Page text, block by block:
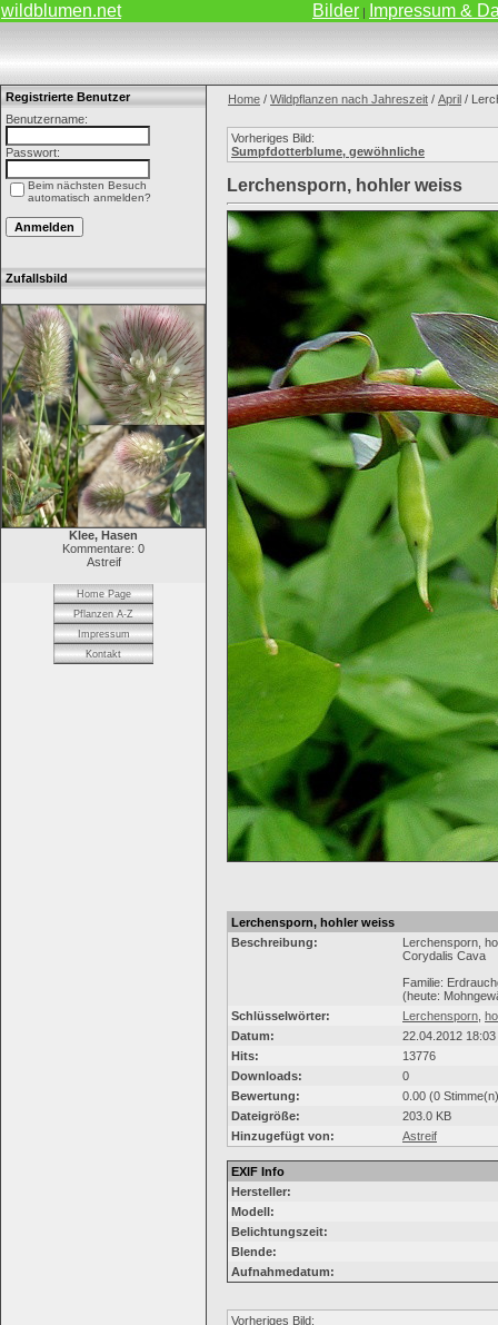
wildblumen.net Bilder | Impressum &
Registrierte Benutzer
Benutzername:
Passwort:
Beim nächsten Besuch
automatisch anmelden?
Zufallsbild
Klee, Hasen
Kommentare: 0
Astreif
Home Page
Pflanzen A-Z
Impressum
Kontakt
Home / Wildpflanzen nach Jahreszeit / April /
Vorheriges Bild:
Sumpfdotterblume, gewöhnliche
Lerchensporn, hohler weiss
Lerchensporn, hohler weiss
Beschreibung:
Lerchensporn,
Corydalis Cava
Familie:
(heute:
Schlüsselwörter:
Lerchensporn
Datum:
22.04.2012 18:03
Hits:
13776
Downloads:
0
Bewertung:
0.00 (0
Dateigröße:
203.0 KB
Hinzugefügt von:
Astreif
EXIF Info
Hersteller:
Modell:
Belichtungszeit:
Blende:
Aufnahmedatum:
Vorheriges Bild: